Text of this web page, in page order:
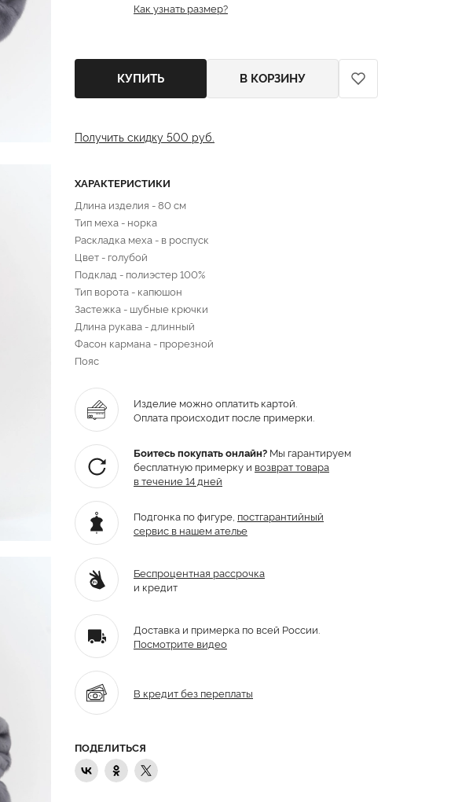
Как узнать размер?
КУПИТЬ В КОРЗИНУ
Получить скидку 500 руб.
ХАРАКТЕРИСТИКИ
Длина изделия - 80 см
Тип меха - норка
Раскладка меха - в роспуск
Цвет - голубой
Подклад - полиэстер 100%
Тип ворота - капюшон
Застежка - шубные крючки
Длина рукава - длинный
Фасон кармана - прорезной
Пояс
Изделие можно оплатить картой.
Оплата происходит после примерки.
Боитесь покупать онлайн? Мы гарантируем
бесплатную примерку и возврат товара
в течение 14 дней
Подгонка по фигуре, постгарантийный
сервис в нашем ателье
Беспроцентная рассрочка
и кредит
Доставка и примерка по всей России.
Посмотрите видео
В кредит без переплаты
ПОДЕЛИТЬСЯ